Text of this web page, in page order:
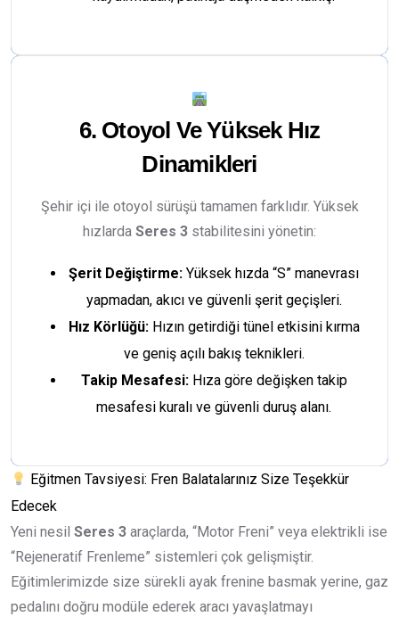
6. Otoyol Ve Yüksek Hız
Dinamikleri
Şehir içi ile otoyol sürüşü tamamen farklıdır. Yüksek
hızlarda Seres 3 stabilitesini yönetin:
Şerit Değiştirme: Yüksek hızda “S” manevrası
yapmadan, akıcı ve güvenli şerit geçişleri.
Hız Körlüğü:Hızın getirdiği tünel etkisini kırma
ve geniş açılı bakış teknikleri.
Takip Mesafesi:Hıza göre değişken takip
mesafesi kuralı ve güvenli duruş alanı.
Eğitmen Tavsiyesi: Fren Balatalarınız Size Teşekkür
Edecek
Yeni nesil Seres 3 araçlarda, “Motor Freni” veya elektrikli ise
“Rejeneratif Frenleme” sistemleri çok gelişmiştir.
Eğitimlerimizde size sürekli ayak frenine basmak yerine, gaz
pedalını doğru modüle ederek aracı yavaşlatmayı